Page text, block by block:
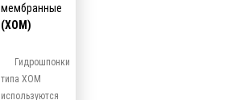
мембранные
(ХОМ)
Гидрошпонки
типа ХОМ
используются